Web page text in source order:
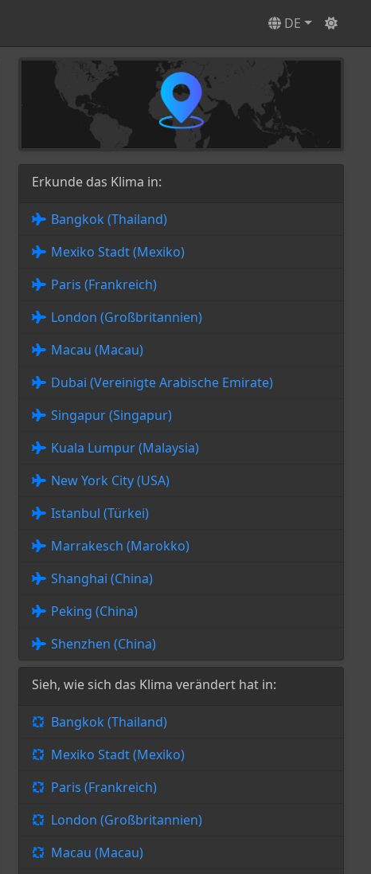
DE
Erkunde das Klima in:
Bangkok (Thailand)
Mexiko Stadt (Mexiko)
Paris (Frankreich)
London (Großbritannien)
Macau (Macau)
Dubai (Vereinigte Arabische Emirate)
Singapur (Singapur)
Kuala Lumpur (Malaysia)
New York City (USA)
Istanbul (Türkei)
Marrakesch (Marokko)
Shanghai (China)
Peking (China)
Shenzhen (China)
Sieh, wie sich das Klima verändert hat in:
Bangkok (Thailand)
Mexiko Stadt (Mexiko)
Paris (Frankreich)
London (Großbritannien)
Macau (Macau)